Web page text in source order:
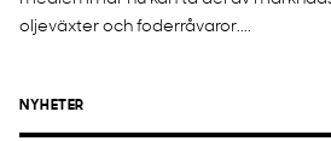
oljeväxter och foderråvaror....
NYHETER